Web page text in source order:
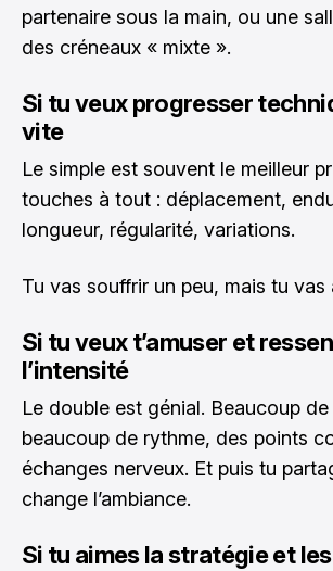
partenaire sous la main, ou une
des créneaux « mixte ».
Si tu veux progresser
vite
Le simple est souvent le meilleur
touches à tout : déplacement,
longueur, régularité, variations.
Tu vas souffrir un peu, mais tu vas
Si tu veux t’amuser et
l’intensité
Le double est génial. Beaucoup
beaucoup de rythme, des points
échanges nerveux. Et puis tu
change l’ambiance.
Si tu aimes la stratégie et